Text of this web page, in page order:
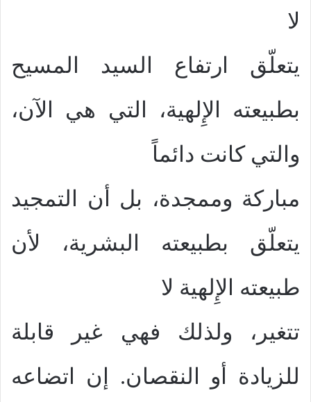
لا
يتعلّق ارتفاع السيد المسيح
بطبيعته الإِلهية، التي هي الآن،
والتي كانت دائماً
مباركة وممجدة، بل أن التمجيد
يتعلّق بطبيعته البشرية، لأن
طبيعته الإِلهية لا
تتغير، ولذلك فهي غير قابلة
للزيادة أو النقصان. إن اتضاعه